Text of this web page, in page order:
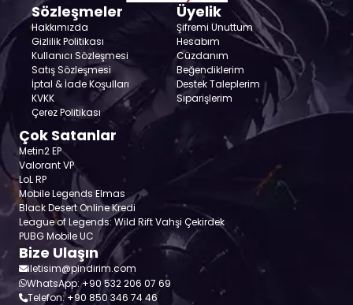
Sözleşmeler
Hakkımızda
Gizlilik Politikası
Kullanıcı Sözleşmesi
Satış Sözleşmesi
İptal & İade Koşulları
KVKK
Çerez Politikası
Üyelik
Şifremi Unuttum
Hesabım
Cüzdanım
Beğendiklerim
Destek Taleplerim
Siparişlerim
Çok Satanlar
Metin2 EP
Valorant VP
LoL RP
Mobile Legends Elmas
Black Desert Online Kredi
League of Legends: Wild Rift Vahşi Çekirdek
PUBG Mobile UC
Bize Ulaşın
iletisim@pindirim.com
WhatsApp: +90 532 206 07 69
Telefon: +90 850 346 74 46